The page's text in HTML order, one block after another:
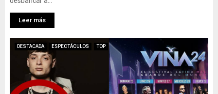
Leer más
DESTACADA ESPECTÁCULOS TOP